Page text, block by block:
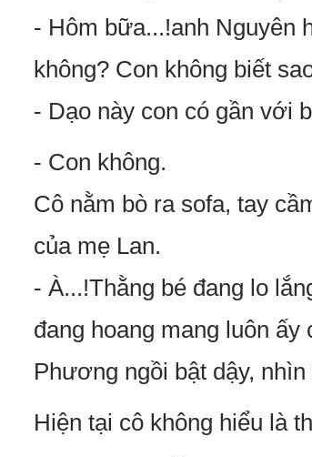
- Hôm bữa...!anh Nguyên
không? Con không biết
- Dạo này con có gần với
- Con không.
Cô nằm bò ra sofa, tay
của mẹ Lan.
- À...!Thằng bé đang lo
đang hoang mang luôn ấy
Phương ngồi bật dậy, nhìn
Hiện tại cô không hiểu là